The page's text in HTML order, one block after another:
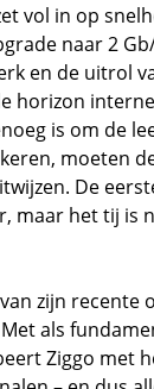
vol in op
naar 2
en de uitrol
horizon
is om de
moeten
De
maar het tij is
zijn recente
als
Ziggo met